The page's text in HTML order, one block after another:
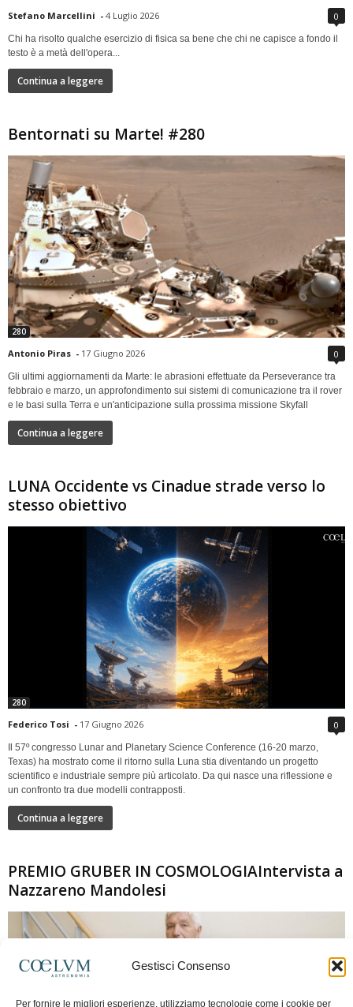
Gestisci Consenso
Per fornire le migliori esperienze, utilizziamo tecnologie come i cookie per
Stefano Marcellini - 4 Luglio 2026 0
Chi ha risolto qualche esercizio di fisica sa bene che chi ne capisce a fondo il
testo è a metà dell'opera...
Continua a leggere
Bentornati su Marte! #280
280
Antonio Piras - 17 Giugno 2026 0
Gli ultimi aggiornamenti da Marte: le abrasioni effettuate da Perseverance tra
febbraio e marzo, un approfondimento sui sistemi di comunicazione tra il rover
e le basi sulla Terra e un'anticipazione sulla prossima missione Skyfall
Continua a leggere
LUNA Occidente vs Cinadue strade verso lo
stesso obiettivo
280
Federico Tosi - 17 Giugno 2026 0
Il 57º congresso Lunar and Planetary Science Conference (16-20 marzo,
Texas) ha mostrato come il ritorno sulla Luna stia diventando un progetto
scientifico e industriale sempre più articolato. Da qui nasce una riflessione e
un confronto tra due modelli contrapposti.
Continua a leggere
PREMIO GRUBER IN COSMOLOGIAIntervista a
Nazzareno Mandolesi